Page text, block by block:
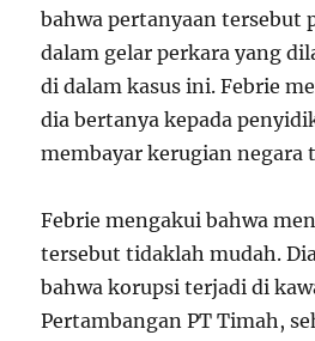
bahwa pertanyaan tersebut
dalam gelar perkara yang
di dalam kasus ini. Febrie
dia bertanya kepada
membayar kerugian negara
Febrie mengakui bahwa
tersebut tidaklah mudah.
bahwa korupsi terjadi di
Pertambangan PT Timah,